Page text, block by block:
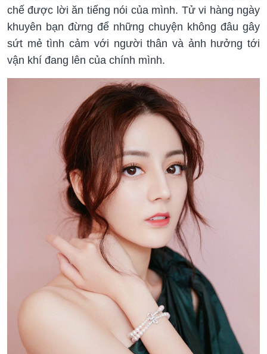
chế được lời ăn tiếng nói của mình. Tử vi hàng ngày
khuyên bạn đừng để những chuyện không đâu gây
sứt mẻ tình cảm với người thân và ảnh hưởng tới
vận khí đang lên của chính mình.